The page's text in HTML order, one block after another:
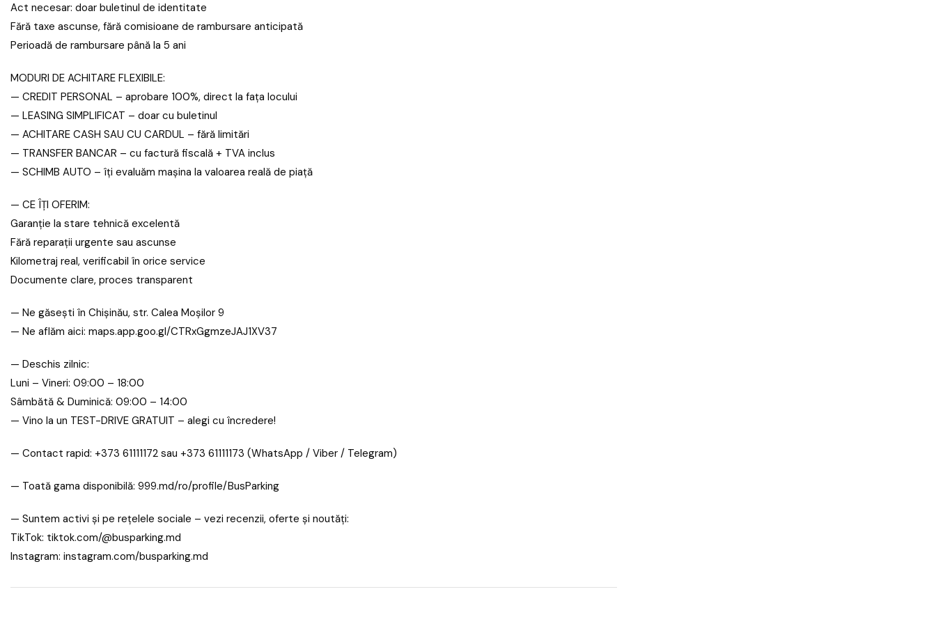
Act necesar: doar buletinul de identitate
Fără taxe ascunse, fără comisioane de rambursare anticipată
Perioadă de rambursare până la 5 ani
MODURI DE ACHITARE FLEXIBILE:
— CREDIT PERSONAL – aprobare 100%, direct la fața locului
— LEASING SIMPLIFICAT – doar cu buletinul
— ACHITARE CASH SAU CU CARDUL – fără limitări
— TRANSFER BANCAR – cu factură fiscală + TVA inclus
— SCHIMB AUTO – îți evaluăm mașina la valoarea reală de piață
— CE ÎȚI OFERIM:
Garanție la stare tehnică excelentă
Fără reparații urgente sau ascunse
Kilometraj real, verificabil în orice service
Documente clare, proces transparent
— Ne găsești în Chișinău, str. Calea Moșilor 9
— Ne aflăm aici: maps.app.goo.gl/CTRxGgmzeJAJ1XV37
— Deschis zilnic:
Luni – Vineri: 09:00 – 18:00
Sâmbătă & Duminică: 09:00 – 14:00
— Vino la un TEST-DRIVE GRATUIT – alegi cu încredere!
— Contact rapid: +373 61111172 sau +373 61111173 (WhatsApp / Viber / Telegram)
— Toată gama disponibilă: 999.md/ro/profile/BusParking
— Suntem activi și pe rețelele sociale – vezi recenzii, oferte și noutăți:
TikTok: tiktok.com/@busparking.md
Instagram: instagram.com/busparking.md